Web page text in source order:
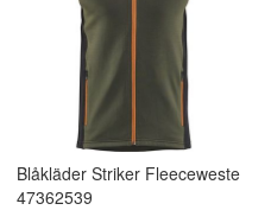
Blåkläder Striker Fleeceweste
47362539